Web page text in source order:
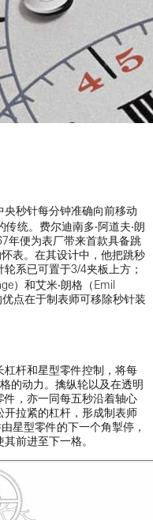
秒针每分钟准确向前移动
统。费尔迪南多‧阿道夫‧朗
年便为表厂带来首款具备跳
表。在其设计中，他把跳秒
系已可置于3/4夹板上方；
）和艾米‧朗格（Emil
点在于制表师可移除秒针装
杆和星型零件控制，将每
的动力。擒纵轮以及在透明
，亦一同每五秒沿着轴心
开拉紧的杠杆，形成制表师
星型零件的下一个角掣停，
前进至下一格。